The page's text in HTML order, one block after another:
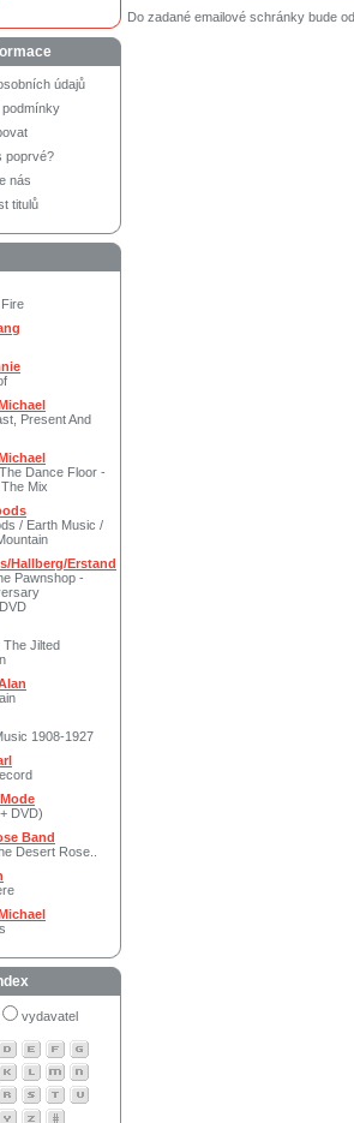
údajů
poprvé?
nás
titulů
Present And
Dance Floor -
Mix
/ Earth Music /
Hallberg/Erstand
Pawnshop -
The Jilted
1908-1927
DVD)
Band
Desert Rose..
vydavatel
Do zadané emailové schránky bude